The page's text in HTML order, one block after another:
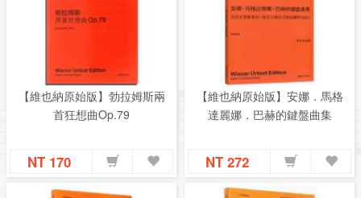
【維也納原始版】勃拉姆斯兩
首狂想曲Op.79
NT 170
【維也納原始版】安娜．馬格
達麗娜．巴赫的鍵盤曲集
NT 272